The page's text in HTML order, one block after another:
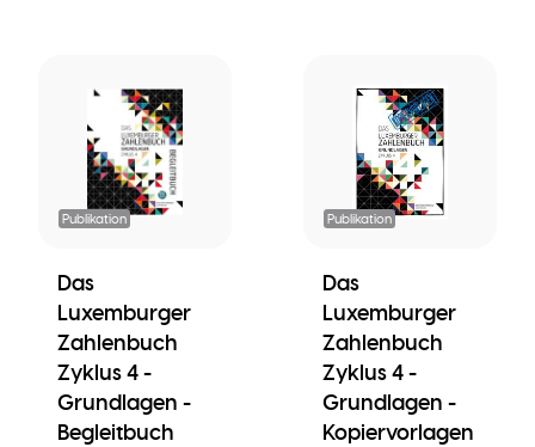
Publikation
Das
Luxemburger
Zahlenbuch
Zyklus 4 -
Grundlagen -
Begleitbuch
Publikation
Das
Luxemburger
Zahlenbuch
Zyklus 4 -
Grundlagen -
Kopiervorlagen